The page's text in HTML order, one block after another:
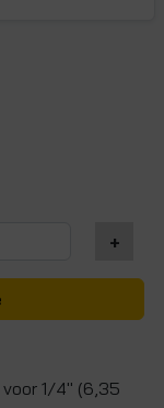
+
1/4" (6,35